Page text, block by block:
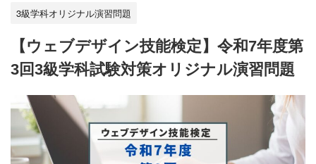
3級学科オリジナル演習問題
【ウェブデザイン技能検定】令和7年度第
3回3級学科試験対策オリジナル演習問題